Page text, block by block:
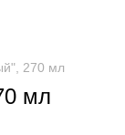
270 мл
мл